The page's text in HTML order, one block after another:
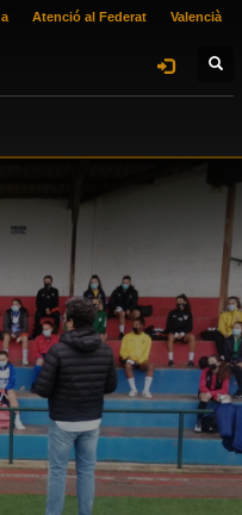
Atenció al Federat Valencià